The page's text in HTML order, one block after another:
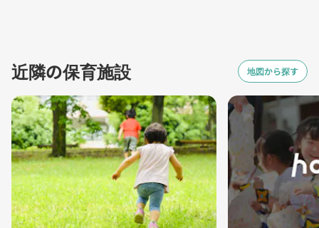
近隣の保育施設 地図から探す